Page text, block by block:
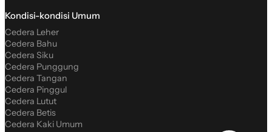
Kondisi-kondisi Umum
Cedera Leher
Cedera Bahu
Cedera Siku
Cedera Punggung
Cedera Tangan
Cedera Pinggul
Cedera Lutut
Cedera Betis
Cedera Kaki Umum